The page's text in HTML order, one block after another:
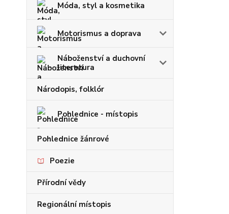
Móda, styl a kosmetika
Motorismus a doprava
Náboženství a duchovní
literatura
Národopis, folklór
Pohlednice - místopis
Pohlednice žánrové
Poezie
Přírodní vědy
Regionální místopis